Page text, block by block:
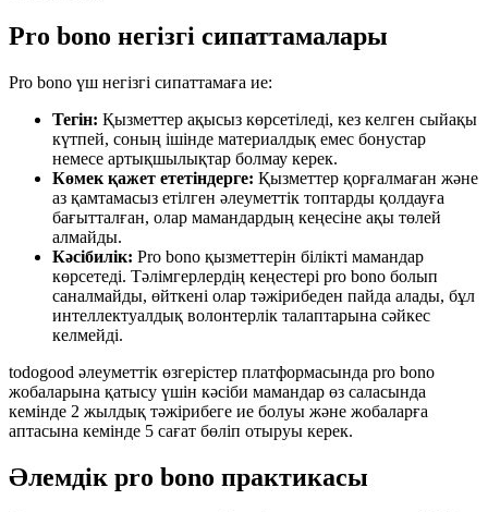
Pro bono негізгі сипаттамалары
Pro bono үш негізгі сипаттамаға ие:
Тегін: Қызметтер ақысыз көрсетіледі, кез келген сыйақы
күтпей, соның ішінде материалдық емес бонустар
немесе артықшылықтар болмау керек.
Көмек қажет ететіндерге: Қызметтер қорғалмаған және
аз қамтамасыз етілген әлеуметтік топтарды қолдауға
бағытталған, олар мамандардың кеңесіне ақы төлей
алмайды.
Кәсібилік: Pro bono қызметтерін білікті мамандар
көрсетеді. Тәлімгерлердің кеңестері pro bono болып
саналмайды, өйткені олар тәжірибеден пайда алады, бұл
интеллектуалдық волонтерлік талаптарына сәйкес
келмейді.
todogood әлеуметтік өзгерістер платформасында pro bono
жобаларына қатысу үшін кәсіби мамандар өз саласында
кемінде 2 жылдық тәжірибеге ие болуы және жобаларға
аптасына кемінде 5 сағат бөліп отыруы керек.
Әлемдік pro bono практикасы